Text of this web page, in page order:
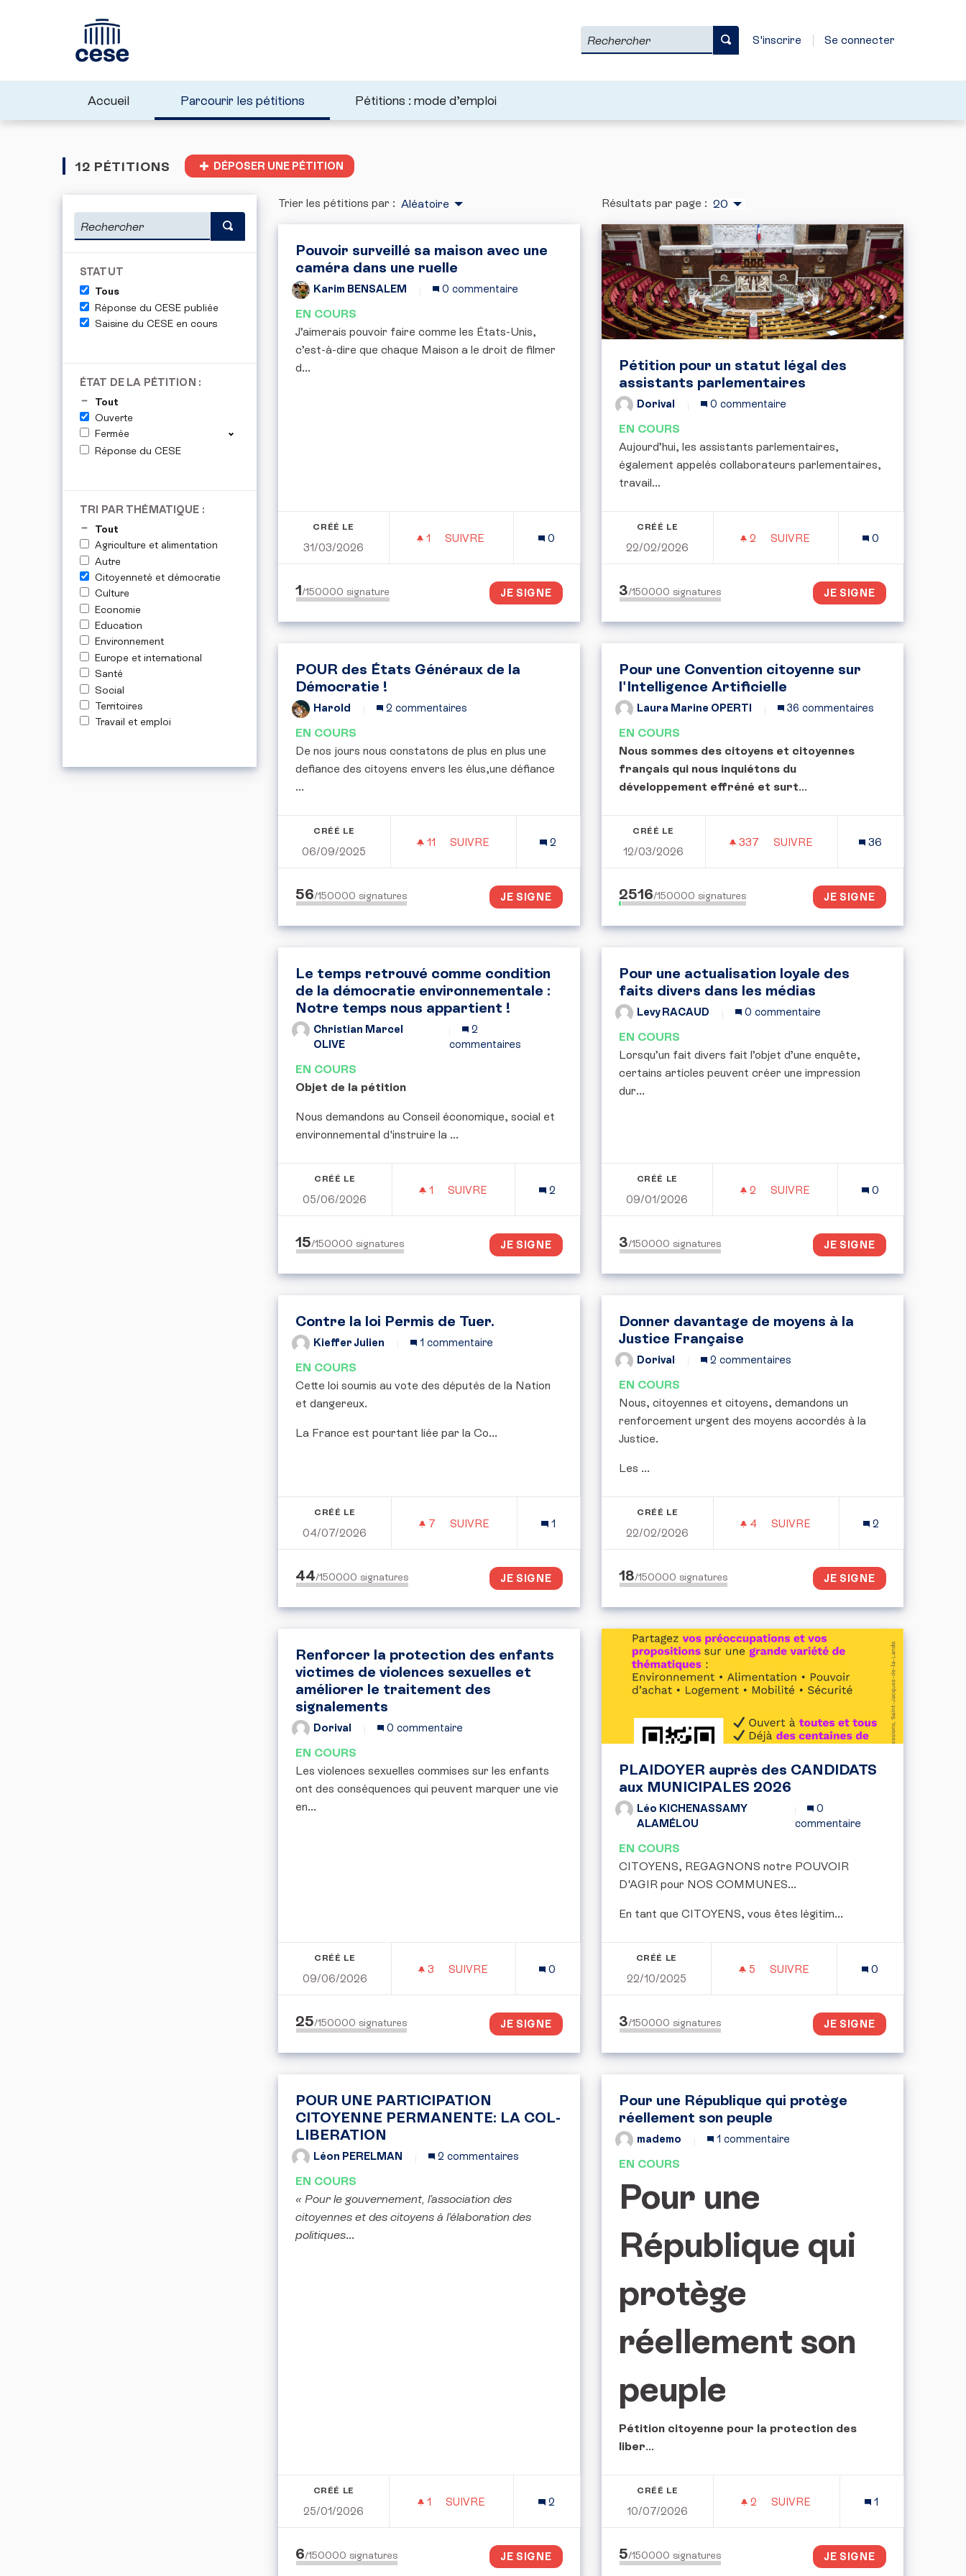
Rechercher S'inscrire Se connecter
Accueil Parcourir les pétitions Pétitions : mode d’emploi
12 PÉTITIONS DÉPOSER UNE PÉTITION
STATUT
Tous
Réponse du CESE publiée
Saisine du CESE en cours
ÉTAT DE LA PÉTITION :
Tout
Ouverte
Fermée
Réponse du CESE
TRI PAR THÉMATIQUE :
Tout
Agriculture et alimentation
Autre
Citoyenneté et démocratie
Culture
Economie
Education
Environnement
Europe et international
Santé
Social
Territoires
Travail et emploi
Trier les pétitions par : Aléatoire Résultats par page : 20
Pouvoir surveillé sa maison avec une
caméra dans une ruelle
Karim BENSALEM 0 commentaire
EN COURS
J’aimerais pouvoir faire comme les États-Unis,
c’est-à-dire que chaque Maison a le droit de filmer
d...
CRÉÉ LE
31/03/2026
1 1 ABONNÉ
SUIVRE
POUVOIR SURVEILLÉ SA MAISON AVEC UNE CAMÉRA DANS UNE RUELLE
0
1/150000 signature JE SIGNE
Pétition pour un statut légal des
assistants parlementaires
Dorival 0 commentaire
EN COURS
Aujourd’hui, les assistants parlementaires,
également appelés collaborateurs parlementaires,
travail...
CRÉÉ LE
22/02/2026
2 2 ABONNÉS
SUIVRE
0
3/150000 signatures JE SIGNE
POUR des États Généraux de la
Démocratie !
Harold 2 commentaires
EN COURS
De nos jours nous constatons de plus en plus une
defiance des citoyens envers les élus,une défiance
...
CRÉÉ LE
06/09/2025
11 11 ABONNÉS
SUIVRE
POUR DES ÉTATS GÉNÉRAUX DE LA DÉMOCRATIE !
2
56/150000 signatures JE SIGNE
Pour une Convention citoyenne sur
l'Intelligence Artificielle
Laura Marine OPERTI 36 commentaires
EN COURS
Nous sommes des citoyens et citoyennes
français qui nous inquiétons du
développement effréné et surt...
CRÉÉ LE
12/03/2026
337 337 ABONNÉS
SUIVRE
36
2516/150000 signatures JE SIGNE
Le temps retrouvé comme condition
de la démocratie environnementale :
Notre temps nous appartient !
Christian Marcel
OLIVE
2
commentaires
EN COURS
Objet de la pétition
Nous demandons au Conseil économique, social et
environnemental d'instruire la ...
CRÉÉ LE
05/06/2026
1 1 ABONNÉ
SUIVRE
LE TEMPS RETROUVÉ COMME CONDITION DE LA DÉMOCRATIE ENVIRONNEMENTALE :
2
15/150000 signatures JE SIGNE
Pour une actualisation loyale des
faits divers dans les médias
Levy RACAUD 0 commentaire
EN COURS
Lorsqu’un fait divers fait l’objet d’une enquête,
certains articles peuvent créer une impression
dur...
CRÉÉ LE
09/01/2026
2 2 ABONNÉS
SUIVRE
0
3/150000 signatures JE SIGNE
Contre la loi Permis de Tuer.
Kieffer Julien 1 commentaire
EN COURS
Cette loi soumis au vote des députés de la Nation
et dangereux.
La France est pourtant liée par la Co...
CRÉÉ LE
04/07/2026
7 7 ABONNÉS
SUIVRE
CONTRE LA LOI PERMIS DE TUER.
1
44/150000 signatures JE SIGNE
Donner davantage de moyens à la
Justice Française
Dorival 2 commentaires
EN COURS
Nous, citoyennes et citoyens, demandons un
renforcement urgent des moyens accordés à la
Justice.
Les ...
CRÉÉ LE
22/02/2026
4 4 ABONNÉS
SUIVRE
2
18/150000 signatures JE SIGNE
Renforcer la protection des enfants
victimes de violences sexuelles et
améliorer le traitement des
signalements
Dorival 0 commentaire
EN COURS
Les violences sexuelles commises sur les enfants
ont des conséquences qui peuvent marquer une vie
en...
CRÉÉ LE
09/06/2026
3 3 ABONNÉS
SUIVRE
RENFORCER LA PROTECTION DES ENFANTS VICTIMES DE VIOLENCES SEXUELLES ET
0
25/150000 signatures JE SIGNE
PLAIDOYER auprès des CANDIDATS
aux MUNICIPALES 2026
Léo KICHENASSAMY
ALAMÉLOU
0
commentaire
EN COURS
CITOYENS, REGAGNONS notre POUVOIR
D'AGIR pour NOS COMMUNES...
En tant que CITOYENS, vous êtes légitim...
CRÉÉ LE
22/10/2025
5 5 ABONNÉS
SUIVRE
0
3/150000 signatures JE SIGNE
POUR UNE PARTICIPATION
CITOYENNE PERMANENTE: LA COL-
LIBERATION
Léon PERELMAN 2 commentaires
EN COURS
« Pour le gouvernement, l’association des
citoyennes et des citoyens à l’élaboration des
politiques...
CRÉÉ LE
25/01/2026
1 1 ABONNÉ
SUIVRE
POUR UNE PARTICIPATION CITOYENNE PERMANENTE: LA COL-LIBERATION
2
6/150000 signatures JE SIGNE
Pour une République qui protège
réellement son peuple
mademo 1 commentaire
EN COURS
Pour une
République qui
protège
réellement son
peuple
Pétition citoyenne pour la protection des
liber...
CRÉÉ LE
10/07/2026
2 2 ABONNÉS
SUIVRE
1
5/150000 signatures JE SIGNE